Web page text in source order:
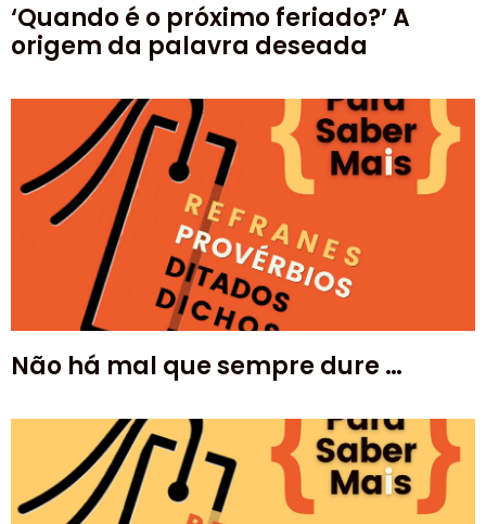
‘Quando é o próximo feriado?’ A
origem da palavra deseada
Não há mal que sempre dure …